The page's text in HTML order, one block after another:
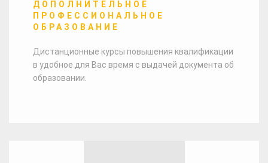
ДОПОЛНИТЕЛЬНОЕ
ПРОФЕССИОНАЛЬНОЕ
ОБРАЗОВАНИЕ
Дистанционные курсы повышения квалификации
в удобное для Вас время с выдачей документа об
образовании.